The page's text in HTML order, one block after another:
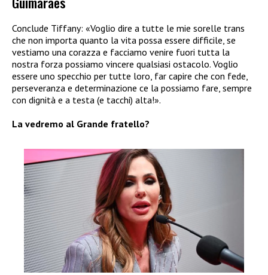
Conclude Tiffany: «Voglio dire a tutte le mie sorelle trans
che non importa quanto la vita possa essere difficile, se
vestiamo una corazza e facciamo venire fuori tutta la
nostra forza possiamo vincere qualsiasi ostacolo. Voglio
essere uno specchio per tutte loro, far capire che con fede,
perseveranza e determinazione ce la possiamo fare, sempre
con dignità e a testa (e tacchi) alta!».
La vedremo al Grande fratello?